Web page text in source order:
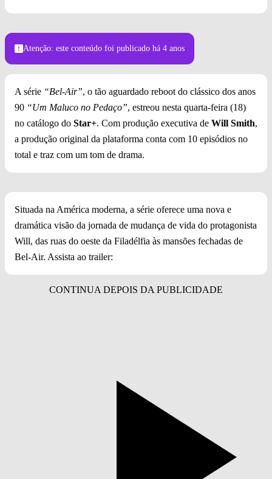
Atenção: este conteúdo foi publicado há 4 anos
A série “Bel-Air”, o tão aguardado reboot do clássico dos anos
90 “Um Maluco no Pedaço”, estreou nesta quarta-feira (18)
no catálogo do Star+. Com produção executiva de Will Smith,
a produção original da plataforma conta com 10 episódios no
total e traz com um tom de drama.
Situada na América moderna, a série oferece uma nova e
dramática visão da jornada de mudança de vida do protagonista
Will, das ruas do oeste da Filadélfia às mansões fechadas de
Bel-Air. Assista ao trailer: